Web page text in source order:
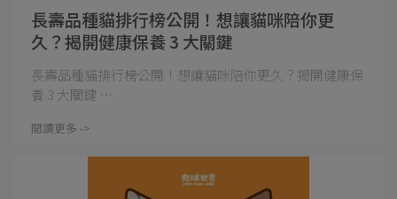
長壽品種貓排行榜公開！想讓貓咪陪你更
久？揭開健康保養 3 大關鍵
長壽品種貓排行榜公開！想讓貓咪陪你更久？揭開健康保
養 3 大關鍵 ⋯
閱讀更多 ->